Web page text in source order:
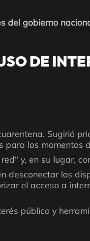
del gobierno
DE
Sugirió
los momentos
y, en su lugar,
desconectar los
el acceso a
público y